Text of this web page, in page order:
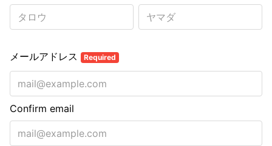
メールアドレス Required
Confirm email